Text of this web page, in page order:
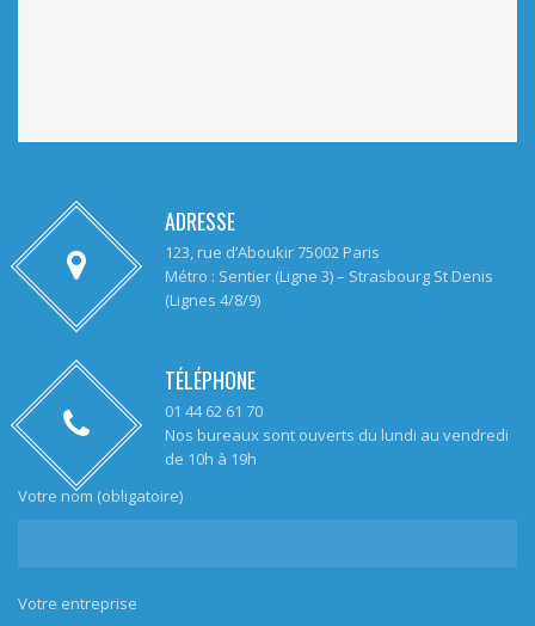
ADRESSE
123, rue d’Aboukir 75002 Paris
Métro : Sentier (Ligne 3) – Strasbourg St Denis
(Lignes 4/8/9)
TÉLÉPHONE
01 44 62 61 70
Nos bureaux sont ouverts du lundi au vendredi
de 10h à 19h
Votre nom (obligatoire)
Votre entreprise